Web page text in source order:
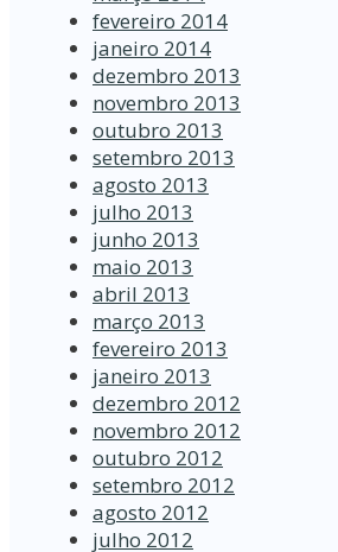
fevereiro 2014
janeiro 2014
dezembro 2013
novembro 2013
outubro 2013
setembro 2013
agosto 2013
julho 2013
junho 2013
maio 2013
abril 2013
março 2013
fevereiro 2013
janeiro 2013
dezembro 2012
novembro 2012
outubro 2012
setembro 2012
agosto 2012
julho 2012